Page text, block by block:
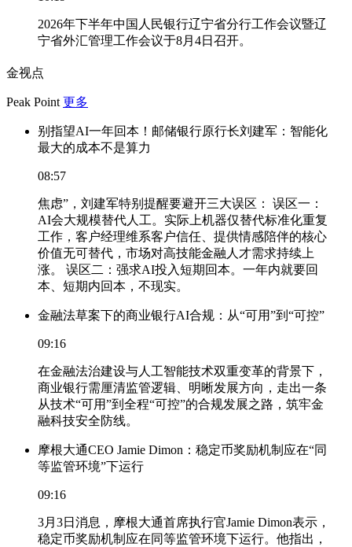
2026年下半年中国人民银行辽宁省分行工作会议暨辽
宁省外汇管理工作会议于8月4日召开。
金视点
Peak Point 更多
别指望AI一年回本！邮储银行原行长刘建军：智能化
最大的成本不是算力
08:57
焦虑”，刘建军特别提醒要避开三大误区： 误区一：
AI会大规模替代人工。实际上机器仅替代标准化重复
工作，客户经理维系客户信任、提供情感陪伴的核心
价值无可替代，市场对高技能金融人才需求持续上
涨。 误区二：强求AI投入短期回本。一年内就要回
本、短期内回本，不现实。
金融法草案下的商业银行AI合规：从“可用”到“可控”
09:16
在金融法治建设与人工智能技术双重变革的背景下，
商业银行需厘清监管逻辑、明晰发展方向，走出一条
从技术“可用”到全程“可控”的合规发展之路，筑牢金
融科技安全防线。
摩根大通CEO Jamie Dimon：稳定币奖励机制应在“同
等监管环境”下运行
09:16
3月3日消息，摩根大通首席执行官Jamie Dimon表示，
稳定币奖励机制应在同等监管环境下运行。他指出，